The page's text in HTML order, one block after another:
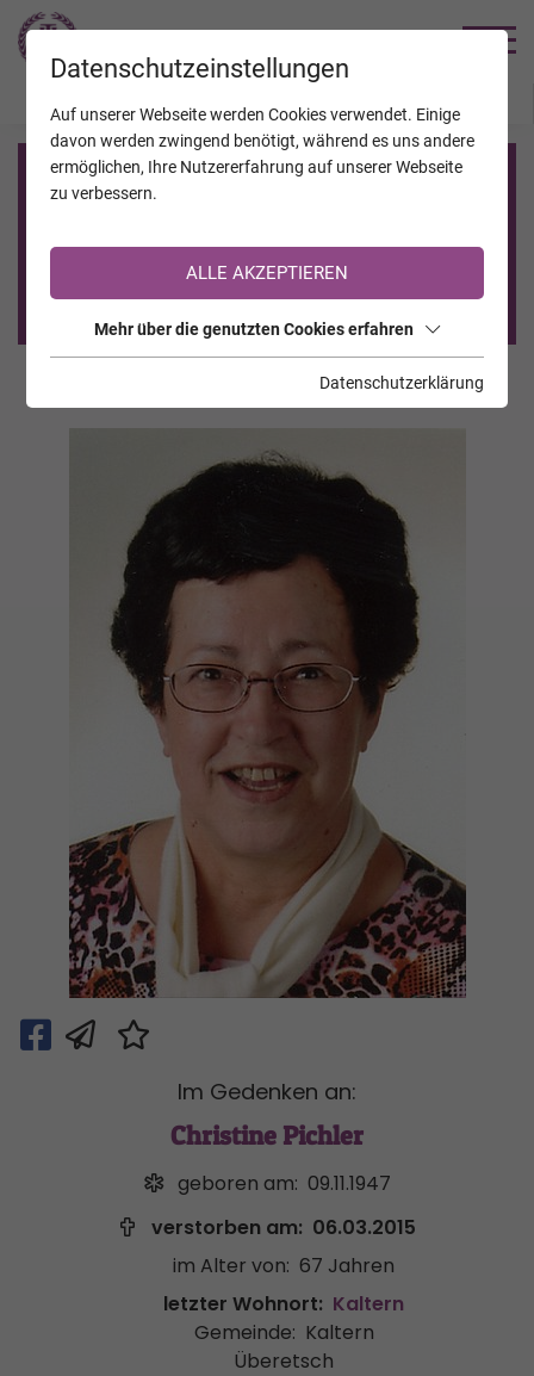
Registrierung auf TrauerHilfe.it
Sie sind noch nicht auf TrauerHilfe.it registriert?
>> zur kostenlosen Registrierung <<
Im Gedenken an:
Christine Pichler
geboren am: 09.11.1947
verstorben am: 06.03.2015
im Alter von: 67 Jahren
letzter Wohnort: Kaltern
Gemeinde: Kaltern
Überetsch
Datenschutzeinstellungen
Auf unserer Webseite werden Cookies verwendet. Einige
davon werden zwingend benötigt, während es uns andere
ermöglichen, Ihre Nutzererfahrung auf unserer Webseite
zu verbessern.
ALLE AKZEPTIEREN
Mehr über die genutzten Cookies erfahren
Datenschutzerklärung
JAHRESTAGE KALENDER VERSTORBENE